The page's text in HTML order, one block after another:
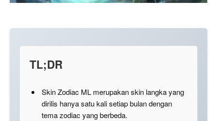
TL;DR
Skin Zodiac ML merupakan skin langka yang
dirilis hanya satu kali setiap bulan dengan
tema zodiac yang berbeda.